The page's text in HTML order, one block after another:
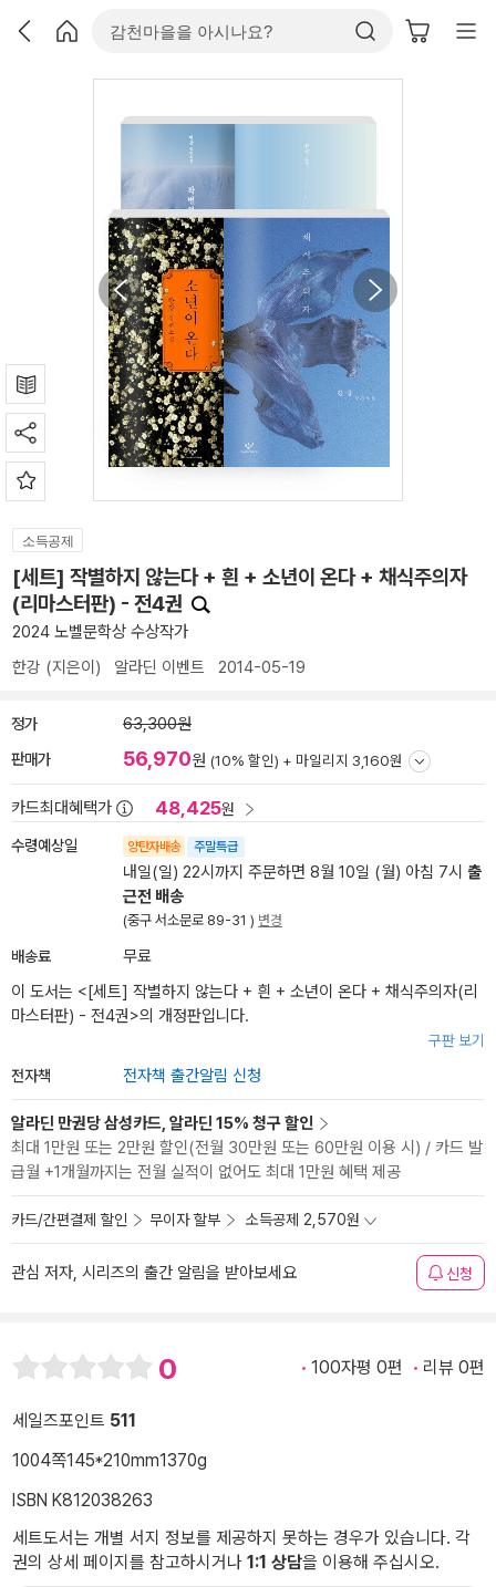
소득공제
[세트] 작별하지 않는다 + 흰 + 소년이 온다 + 채식주의자
(리마스터판) - 전4권
2024 노벨문학상 수상작가
한강 (지은이) 알라딘 이벤트 2014-05-19
정가 63,300원
판매가 56,970원 (10% 할인) + 마일리지 3,160원
카드최대혜택가 48,425원
수령예상일 양탄자배송 주말특급
내일(일) 22시까지 주문하면 8월 10일 (월) 아침 7시 출
근전 배송
(중구 서소문로 89-31 ) 변경
배송료
무료
이 도서는 <[세트] 작별하지 않는다 + 흰 + 소년이 온다 + 채식주의자(리
마스터판) - 전4권>의 개정판입니다.
구판 보기
전자책 전자책 출간알림 신청
알라딘 만권당 삼성카드, 알라딘 15% 청구 할인
최대 1만원 또는 2만원 할인(전월 30만원 또는 60만원 이용 시) / 카드 발
급월 +1개월까지는 전월 실적이 없어도 최대 1만원 혜택 제공
카드/간편결제 할인 무이자 할부 소득공제 2,570원
관심 저자, 시리즈의 출간 알림을 받아보세요 신청
0 100자평 0편 리뷰 0편
세일즈포인트 511
1004쪽145*210mm1370g
ISBN K812038263
세트도서는 개별 서지 정보를 제공하지 못하는 경우가 있습니다. 각
권의 상세 페이지를 참고하시거나 1:1 상담을 이용해 주십시오.